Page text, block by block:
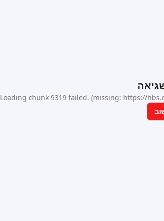
Loading chunk 9319 failed. (missing: https://